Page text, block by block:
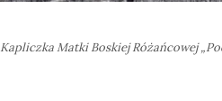
Kapliczka Matki Boskiej Różańcowej